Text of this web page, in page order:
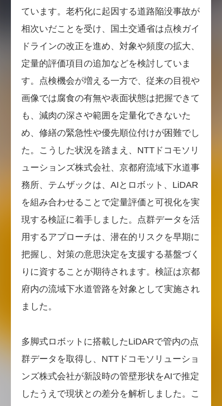
ています。老朽化に起因する道路陥没事故が
相次いだことを受け、国土交通省は点検ガイ
ドラインの改正を進め、対象や頻度の拡大、
定量的評価項目の追加などを検討していま
す。点検機会が増える一方で、従来の目視や
画像では腐食の有無や表面状態は把握できて
も、減肉の深さや範囲を定量化できないた
め、修繕の緊急性や優先順位付けが困難でし
た。こうした状況を踏まえ、NTTドコモソリ
ューションズ株式会社、京都府流域下水道事
務所、テムザックは、AIとロボット、LiDAR
を組み合わせることで定量評価と可視化を実
現する検証に着手しました。点群データを活
用するアプローチは、潜在的リスクを早期に
把握し、対策の意思決定を支援する基盤づく
りに資することが期待されます。検証は京都
府内の流域下水道管路を対象として実施され
ました。
多脚式ロボットに搭載したLiDARで管内の点
群データを取得し、NTTドコモソリューショ
ンズ株式会社が新設時の管壁形状をAIで推定
したうえで現状との差分を解析しました。こ